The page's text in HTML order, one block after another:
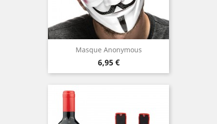
Masque Anonymous
Prix
6,95 €